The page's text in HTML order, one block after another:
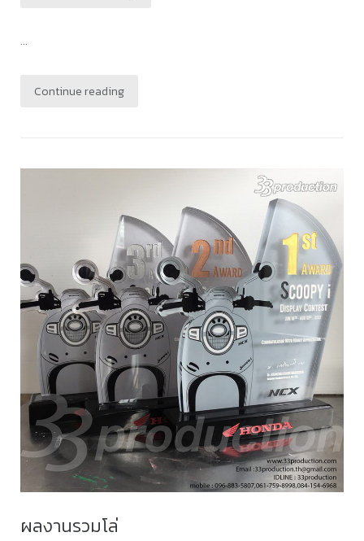
...
Continue reading
ผลงานรวมโล่